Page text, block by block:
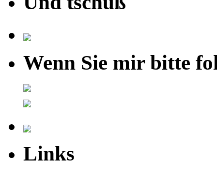
Wenn Sie mir bitte
Links